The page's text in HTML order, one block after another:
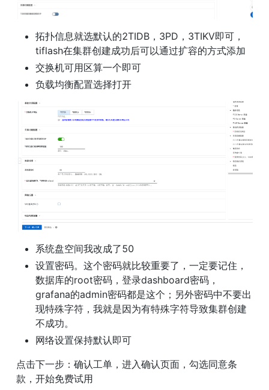
拓扑信息就选默认的2TIDB，3PD，3TIKV即可，
tiflash在集群创建成功后可以通过扩容的方式添加
交换机可用区算一个即可
负载均衡配置选择打开
系统盘空间我改成了50
设置密码。这个密码就比较重要了，一定要记住，
数据库的root密码，登录dashboard密码，
grafana的admin密码都是这个；另外密码中不要出
现特殊字符，我就是因为有特殊字符导致集群创建
不成功。
网络设置保持默认即可
点击下一步：确认工单，进入确认页面，勾选同意条
款，开始免费试用